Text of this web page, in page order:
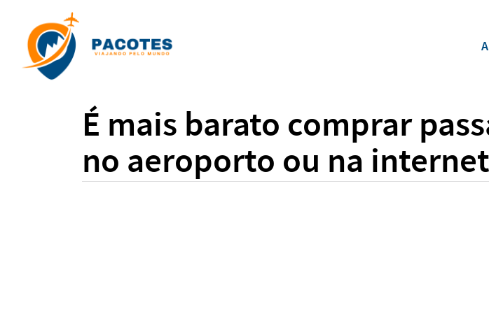
É mais barato comprar
no aeroporto ou na